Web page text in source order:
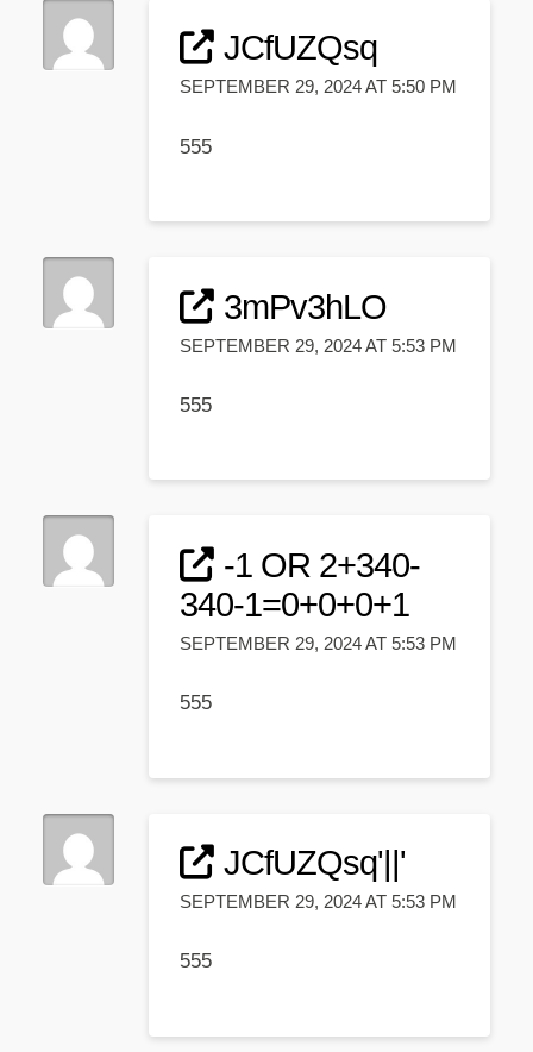
JCfUZQsq
SEPTEMBER 29, 2024 AT 5:50 PM
555
3mPv3hLO
SEPTEMBER 29, 2024 AT 5:53 PM
555
-1 OR 2+340-
340-1=0+0+0+1
SEPTEMBER 29, 2024 AT 5:53 PM
555
JCfUZQsq'||'
SEPTEMBER 29, 2024 AT 5:53 PM
555